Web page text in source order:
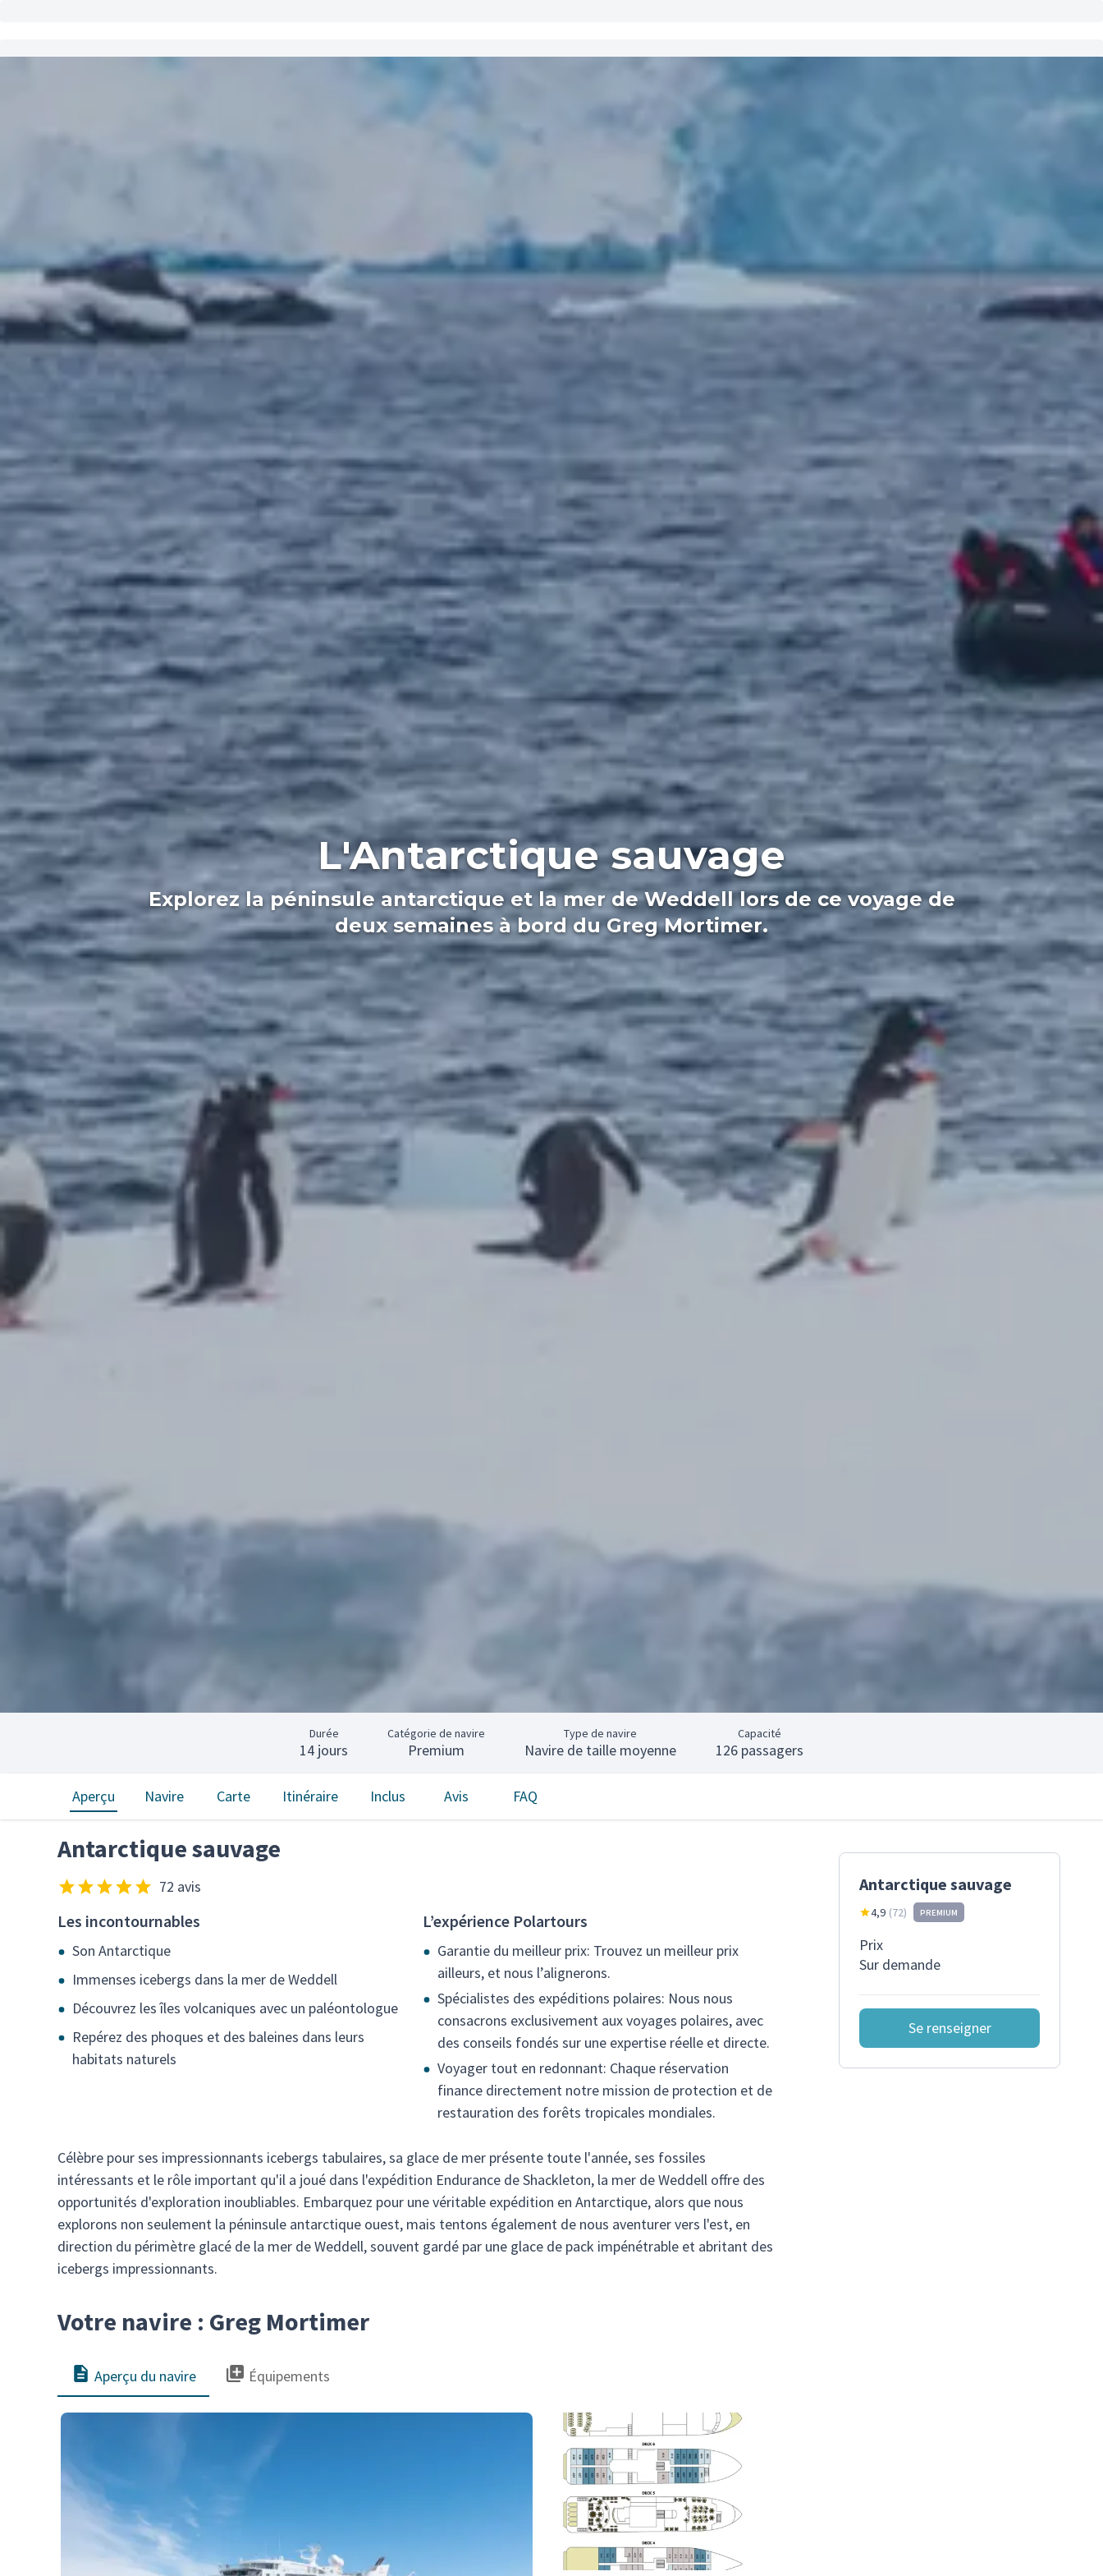
L'Antarctique sauvage
Explorez la péninsule antarctique et la mer de Weddell lors de ce voyage de
deux semaines à bord du Greg Mortimer.
Durée
14 jours
Catégorie de navire
Premium
Type de navire
Navire de taille moyenne
Capacité
126 passagers
Aperçu Navire Carte Itinéraire Inclus Avis FAQ
Antarctique sauvage
72 avis
Les incontournables
Son Antarctique
Immenses icebergs dans la mer de Weddell
Découvrez les îles volcaniques avec un paléontologue
Repérez des phoques et des baleines dans leurs
habitats naturels
L’expérience Polartours
Garantie du meilleur prix: Trouvez un meilleur prix
ailleurs, et nous l’alignerons.
Spécialistes des expéditions polaires: Nous nous
consacrons exclusivement aux voyages polaires, avec
des conseils fondés sur une expertise réelle et directe.
Voyager tout en redonnant: Chaque réservation
finance directement notre mission de protection et de
restauration des forêts tropicales mondiales.
Célèbre pour ses impressionnants icebergs tabulaires, sa glace de mer présente toute l'année, ses fossiles
intéressants et le rôle important qu'il a joué dans l'expédition Endurance de Shackleton, la mer de Weddell offre des
opportunités d'exploration inoubliables. Embarquez pour une véritable expédition en Antarctique, alors que nous
explorons non seulement la péninsule antarctique ouest, mais tentons également de nous aventurer vers l'est, en
direction du périmètre glacé de la mer de Weddell, souvent gardé par une glace de pack impénétrable et abritant des
icebergs impressionnants.
Votre navire : Greg Mortimer
Aperçu du navire Équipements
Antarctique sauvage
4,9 (72) PREMIUM
Prix
Sur demande
Se renseigner